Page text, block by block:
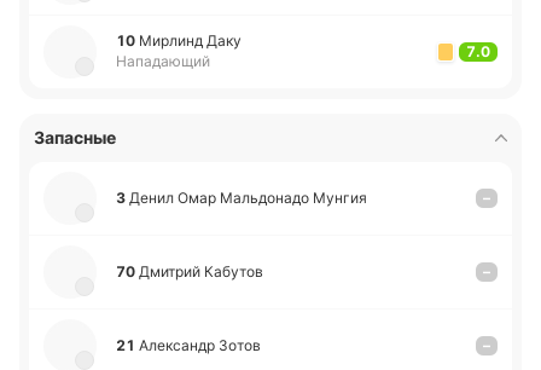
10 Ми­рлинд Даку
Нападающий
7.0
Запасные
3 Денил Омар Ма­льдо­на­до Мунгия –
70 Дми­трий Ка­бу­тов –
21 Але­ксандр Зотов –